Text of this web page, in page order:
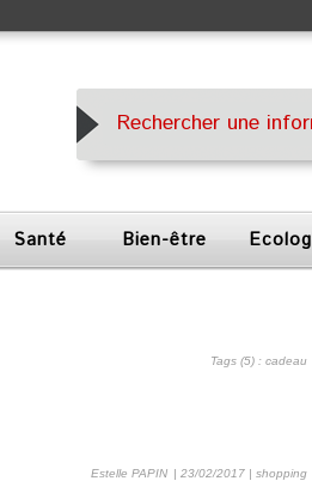
Santé Bien-être
Tags (5) : cadeau
Estelle PAPIN | 23/02/2017 | shopping